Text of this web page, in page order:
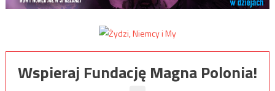
Wspieraj Fundację Magna Polonia!